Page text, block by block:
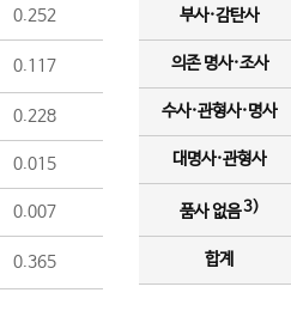
0.252
0.117
0.228
0.015
0.007
0.365
부사·감탄사
의존 명사·조사
수사·관형사·명사
대명사·관형사
품사 없음3)
합계